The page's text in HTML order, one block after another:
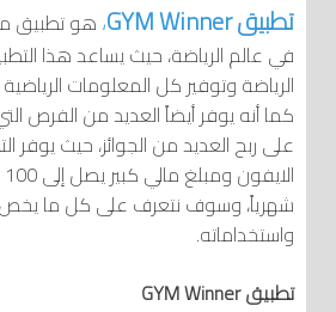
تطبيق GYM Winner
، هو تطبيق
في عالم الرياضة، حيث يساعد هذا
الرياضة وتوفير كل المعلومات
كما أنه يوفر أيضاً العديد من الفرص
على ربح العديد من الجوائز، حيث يوفر
شهرياً، وسوف نتعرف على كل ما يخص
واستخداماته.
تطبيق GYM Winner